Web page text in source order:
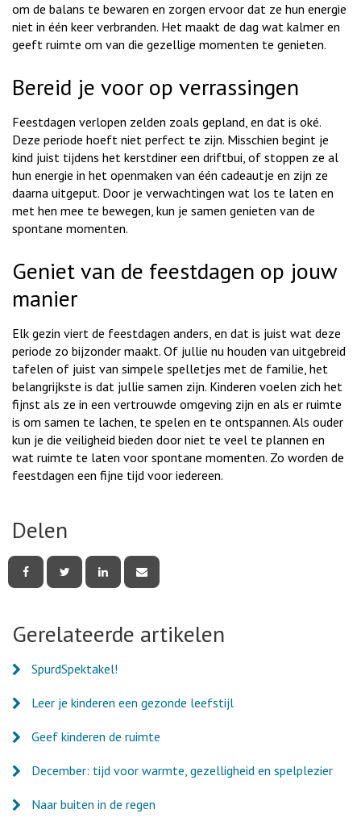
om de balans te bewaren en zorgen ervoor dat ze hun energie
niet in één keer verbranden. Het maakt de dag wat kalmer en
geeft ruimte om van die gezellige momenten te genieten.
Bereid je voor op verrassingen
Feestdagen verlopen zelden zoals gepland, en dat is oké.
Deze periode hoeft niet perfect te zijn. Misschien begint je
kind juist tijdens het kerstdiner een driftbui, of stoppen ze al
hun energie in het openmaken van één cadeautje en zijn ze
daarna uitgeput. Door je verwachtingen wat los te laten en
met hen mee te bewegen, kun je samen genieten van de
spontane momenten.
Geniet van de feestdagen op jouw
manier
Elk gezin viert de feestdagen anders, en dat is juist wat deze
periode zo bijzonder maakt. Of jullie nu houden van uitgebreid
tafelen of juist van simpele spelletjes met de familie, het
belangrijkste is dat jullie samen zijn. Kinderen voelen zich het
fijnst als ze in een vertrouwde omgeving zijn en als er ruimte
is om samen te lachen, te spelen en te ontspannen. Als ouder
kun je die veiligheid bieden door niet te veel te plannen en
wat ruimte te laten voor spontane momenten. Zo worden de
feestdagen een fijne tijd voor iedereen.
Delen
deze deze deze deze
mail
Gerelateerde artikelen
SpurdSpektakel!
Leer je kinderen een gezonde leefstijl
Geef kinderen de ruimte
December: tijd voor warmte, gezelligheid en spelplezier
Naar buiten in de regen